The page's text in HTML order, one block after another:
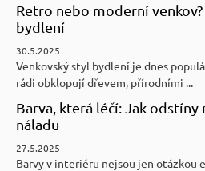
Retro nebo moderní
bydlení
30.5.2025
Venkovský styl bydlení je dnes
rádi obklopují dřevem, přírodními ...
Barva, která léčí: Jak
náladu
27.5.2025
Barvy v interiéru nejsou jen otázkou